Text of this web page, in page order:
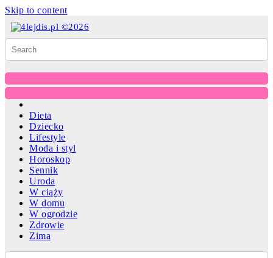
Skip to content
Dieta
Dziecko
Lifestyle
Moda i styl
Horoskop
Sennik
Uroda
W ciąży
W domu
W ogrodzie
Zdrowie
Zima